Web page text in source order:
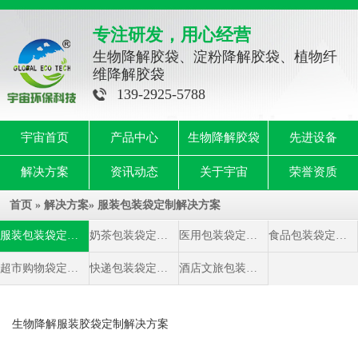
专注研发，用心经营
生物降解胶袋、淀粉降解胶袋、植物纤
维降解胶袋
139-2925-5788
宇宙首页 产品中心 生物降解胶袋 先进设备
解决方案 资讯动态 关于宇宙 荣誉资质
首页 » 解决方案» 服装包装袋定制解决方案
生物降解服装胶袋定制解决方案